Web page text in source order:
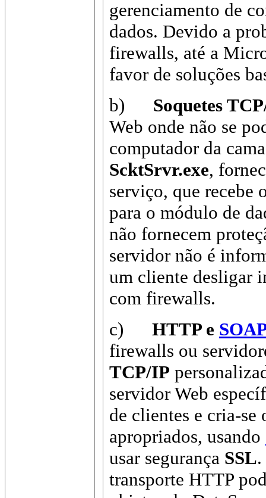
gerenciamento de
dados. Devido a
firewalls, até a
favor de soluções
b) Soquetes
Web onde não se
computador da
ScktSrvr.exe,
serviço, que recebe
para o módulo de
não fornecem
servidor não é
um cliente desligar
com firewalls.
c) HTTP e
firewalls ou
TCP/IP
servidor Web
de clientes e cria-se
apropriados, usando
usar segurança SSL
transporte HTTP